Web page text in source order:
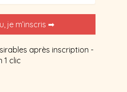
après inscription -
1 clic